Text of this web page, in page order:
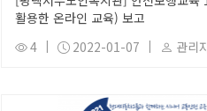
활용한 온라인 교육) 보고
4
| 2022-01-07 | 관리